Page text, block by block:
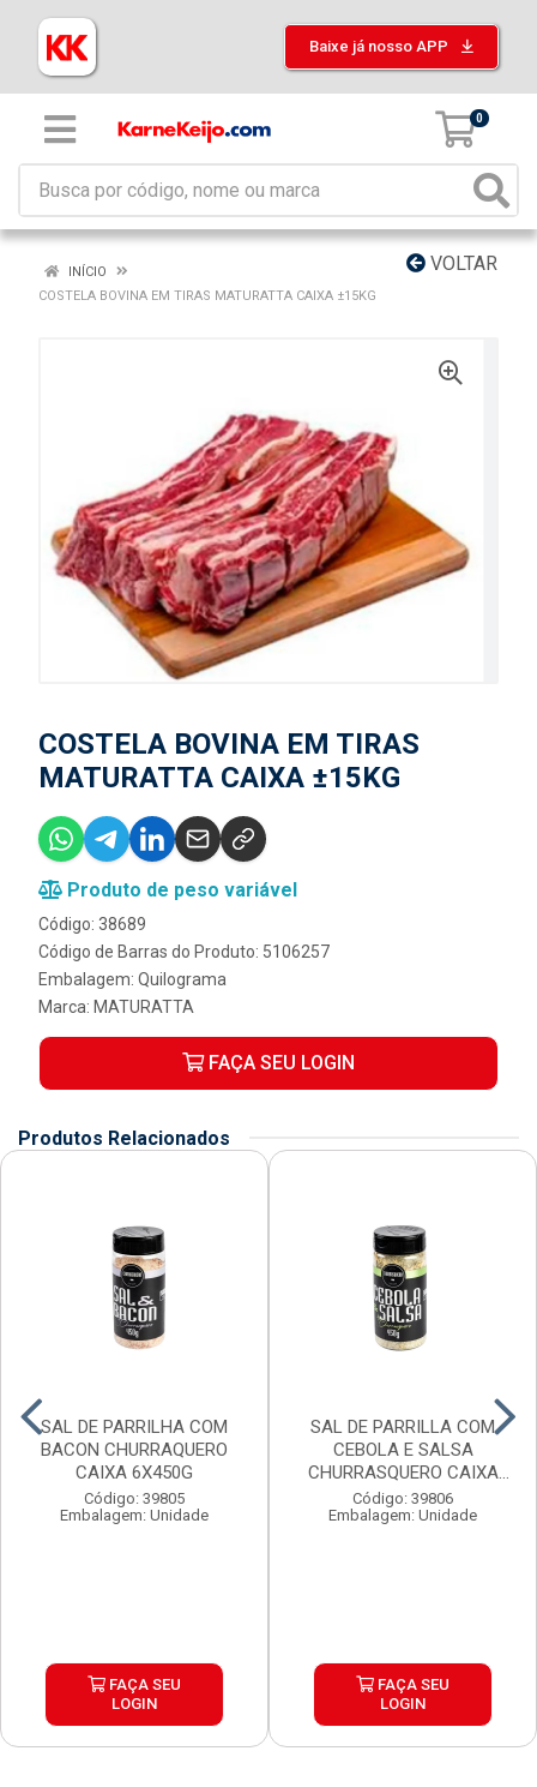
Baixe já nosso APP
0
VOLTAR
INÍCIO
COSTELA BOVINA EM TIRAS MATURATTA CAIXA ±15KG
COSTELA BOVINA EM TIRAS
MATURATTA CAIXA ±15KG
Produto de peso variável
Código: 38689
Código de Barras do Produto: 5106257
Embalagem: Quilograma
Marca: MATURATTA
FAÇA SEU LOGIN
Produtos Relacionados
SAL DE PARRILHA COM
BACON CHURRAQUERO
CAIXA 6X450G
Código: 39805
Embalagem: Unidade
FAÇA SEU
LOGIN
SAL DE PARRILLA COM
CEBOLA E SALSA
CHURRASQUERO CAIXA
6X450G
Código: 39806
Embalagem: Unidade
FAÇA SEU
LOGIN